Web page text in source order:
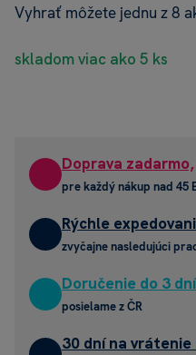
Vyhrať môžete jednu z 8
skladom viac ako 5 ks
Doprava zadarmo,
pre každý nákup nad 45
Rýchle
zvyčajne nasledujúci
Doručenie do 3 dní
posielame z ČR
30 dní na